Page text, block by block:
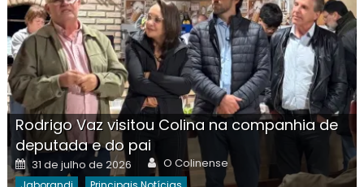
Rodrigo Vaz visitou Colina na companhia de
deputada e do pai
Posted
on
31 de julho de 2026 Author
O Colinense